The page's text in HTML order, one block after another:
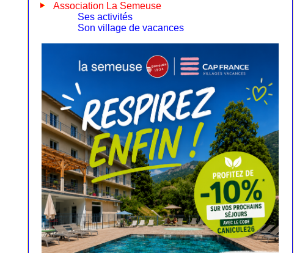
Association La Semeuse
Ses activités
Son village de vacances